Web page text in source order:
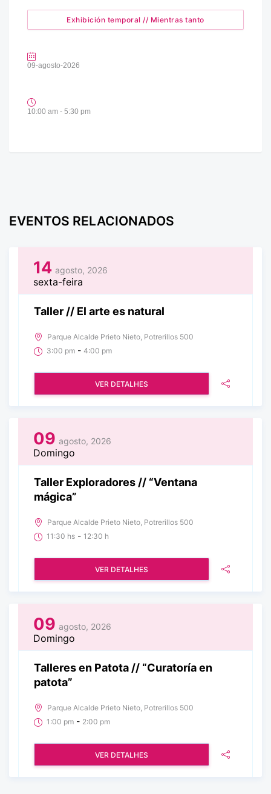
Exhibición temporal // Mientras tanto
09-agosto-2026
10:00 am - 5:30 pm
EVENTOS RELACIONADOS
14 agosto, 2026
sexta-feira
Taller // El arte es natural
Parque Alcalde Prieto Nieto, Potrerillos 500
3:00 pm - 4:00 pm
VER DETALHES
09 agosto, 2026
Domingo
Taller Exploradores // “Ventana
mágica”
Parque Alcalde Prieto Nieto, Potrerillos 500
11:30 hs - 12:30 h
VER DETALHES
09 agosto, 2026
Domingo
Talleres en Patota // “Curatoría en
patota”
Parque Alcalde Prieto Nieto, Potrerillos 500
1:00 pm - 2:00 pm
VER DETALHES